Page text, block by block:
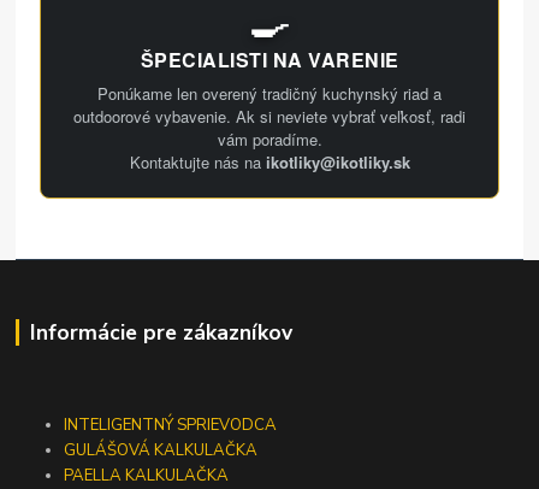
🍳
ŠPECIALISTI NA VARENIE
Ponúkame len overený tradičný kuchynský riad a
outdoorové vybavenie. Ak si neviete vybrať veľkosť, radi
vám poradíme.
Kontaktujte nás na ikotliky@ikotliky.sk
Informácie pre zákazníkov
INTELIGENTNÝ SPRIEVODCA
GULÁŠOVÁ KALKULAČKA
PAELLA KALKULAČKA